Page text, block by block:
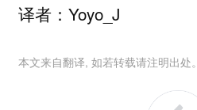
译者：Yoyo_J
本文来自翻译, 如若转载请注明出处。